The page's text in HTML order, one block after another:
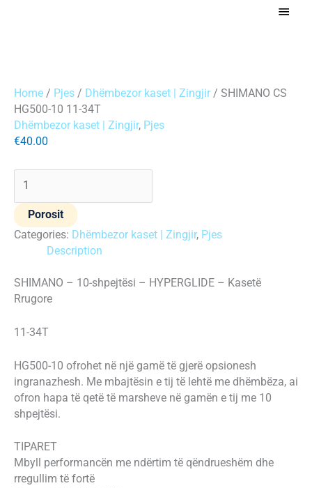
Main
Home / Pjes / Dhëmbezor kaset | Zingjir / SHIMANO CS
HG500-10 11-34T
Dhëmbezor kaset | Zingjir, Pjes
€40.00
CS
HG500-
10
11-
quantity
Porosit
Categories: Dhëmbezor kaset | Zingjir, Pjes
Description
SHIMANO – 10-shpejtësi – HYPERGLIDE – Kasetë
Rrugore
11-34T
HG500-10 ofrohet në një gamë të gjerë opsionesh
ingranazhesh. Me mbajtësin e tij të lehtë me dhëmbëza, ai
ofron hapa të qetë të marsheve në gamën e tij me 10
shpejtësi.
TIPARET
Mbyll performancën me ndërtim të qëndrueshëm dhe
rregullim të fortë